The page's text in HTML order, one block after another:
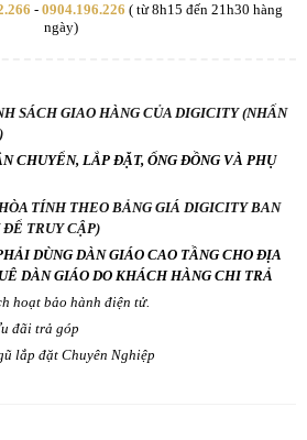
- 0904.196.226 ( từ 8h15 đến 21h30 hàng
ngày)
SÁCH GIAO HÀNG CỦA DIGICITY (NHẤN
CHUYỂN, LẮP ĐẶT, ỐNG ĐỒNG VÀ PHỤ
TÍNH THEO BẢNG GIÁ DIGICITY BAN
TRUY CẬP)
DÙNG DÀN GIÁO CAO TẦNG CHO ĐỊA
DÀN GIÁO DO KHÁCH HÀNG CHI TRẢ
hoạt bảo hành điện tử.
đãi trả góp
lắp đặt Chuyên Nghiệp